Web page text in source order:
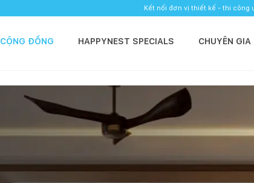
Kết nối đơn vị thiết kế - thi công
CỘNG ĐỒNG HAPPYNEST SPECIALS CHUYÊN GIA